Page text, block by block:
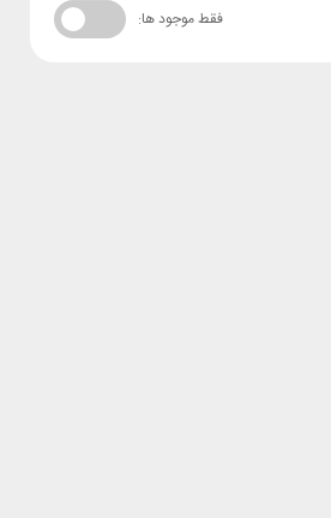
فقط موجود ها: